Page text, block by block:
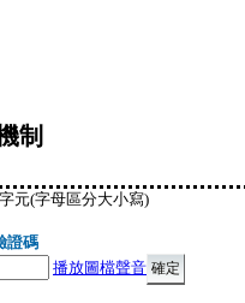
制
元(字母區分大小寫)
證碼
播放圖檔聲音